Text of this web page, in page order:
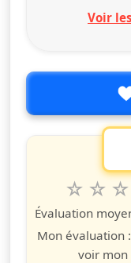
Voir
questo 4
3
étoiles
2
étoiles
étoile
Évaluation
Mon évaluation :
voir mon